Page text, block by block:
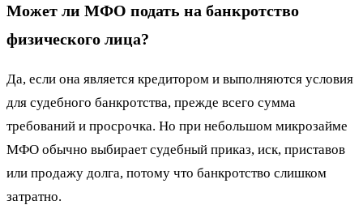
Может ли МФО подать на банкротство
физического лица?
Да, если она является кредитором и выполняются условия
для судебного банкротства, прежде всего сумма
требований и просрочка. Но при небольшом микрозайме
МФО обычно выбирает судебный приказ, иск, приставов
или продажу долга, потому что банкротство слишком
затратно.